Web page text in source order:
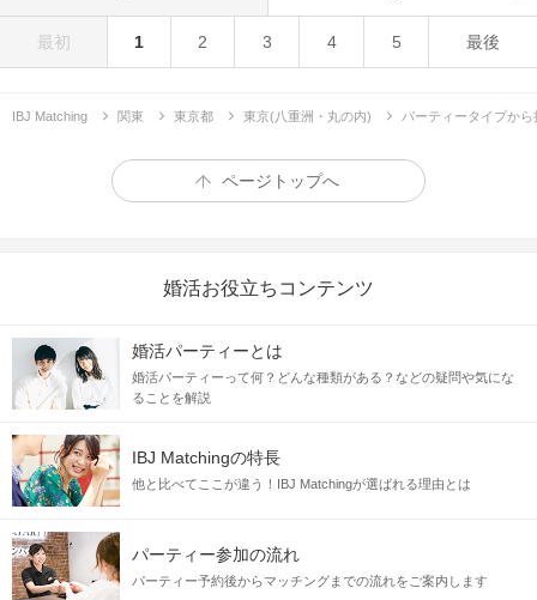
最初 1 2 3 4 5 最後
IBJ Matching 関東 東京都 東京(八重洲・丸の内) パーティータイプから
ページトップへ
婚活お役立ちコンテンツ
婚活パーティーとは
婚活パーティーって何？どんな種類がある？などの疑問や気にな
ることを解説
IBJ Matchingの特長
他と比べてここが違う！IBJ Matchingが選ばれる理由とは
パーティー参加の流れ
パーティー予約後からマッチングまでの流れをご案内します